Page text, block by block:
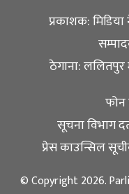
प्रकाशक:
ठेगाना:
फोन
सूचना विभाग
प्रेस काउन्सिल
© Copyright 2026.